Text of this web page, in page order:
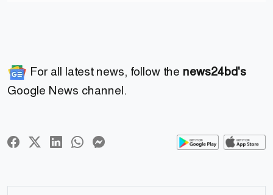
For all latest news, follow the news24bd's
Google News channel.